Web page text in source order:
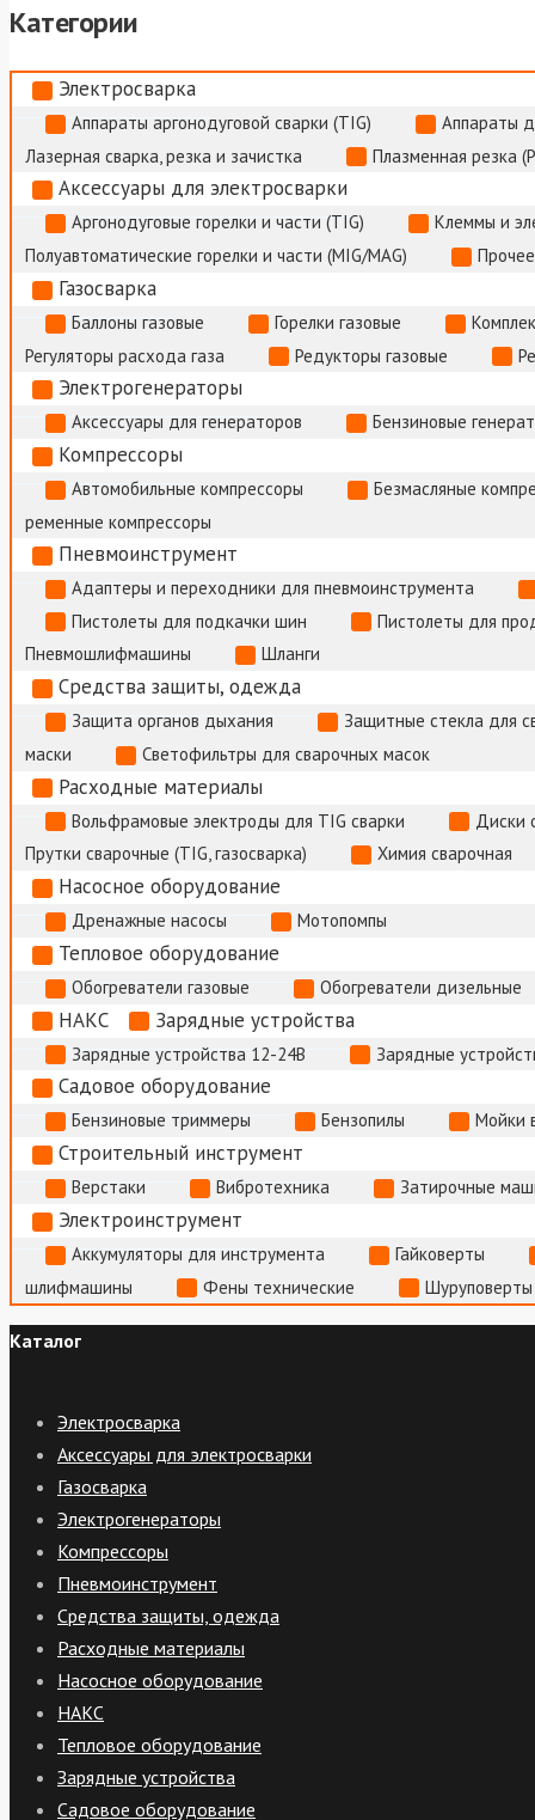
Категории
Электросварка
Аппараты аргонодуговой сварки (TIG)
Аппараты
Лазерная сварка, резка и зачистка
Плазменная резка
Аксессуары для электросварки
Аргонодуговые горелки и части (TIG)
Клеммы и
Полуавтоматические горелки и части (MIG/MAG)
Газосварка
Баллоны газовые Горелки газовые
Регуляторы расхода газа
Редукторы газовые
Электрогенераторы
Аксессуары для генераторов Бензиновые
Компрессоры
Автомобильные компрессоры
Безмасляные
ременные компрессоры
Пневмоинструмент
Адаптеры и переходники для пневмоинструмента
Пистолеты для подкачки шин
Пистолеты для
Пневмошлифмашины
Шланги
Средства защиты, одежда
Защита органов дыхания
Защитные стекла для
маски
Светофильтры для сварочных масок
Расходные материалы
Вольфрамовые электроды для TIG сварки
Диски
Прутки сварочные (TIG, газосварка)
Химия сварочная
Насосное оборудование
Дренажные насосы Мотопомпы
Тепловое оборудование
Обогреватели газовые Обогреватели дизельные
НАКС Зарядные устройства
Зарядные устройства 12-24В Зарядные
Садовое оборудование
Бензиновые триммеры Бензопилы Мойки
Строительный инструмент
Верстаки Вибротехника Затирочные
Электроинструмент
Аккумуляторы для инструмента
Гайковерты
шлифмашины
Фены технические
Каталог
Электросварка
Аксессуары для электросварки
Газосварка
Электрогенераторы
Компрессоры
Пневмоинструмент
Средства защиты, одежда
Расходные материалы
Насосное оборудование
НАКС
Тепловое оборудование
Зарядные устройства
Садовое оборудование